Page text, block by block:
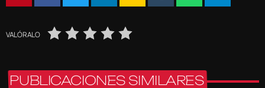
VALÓRALO
PUBLICACIONES SIMILARES